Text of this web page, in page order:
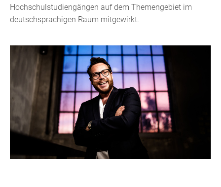
Hochschulstudiengängen auf dem Themengebiet im
deutschsprachigen Raum mitgewirkt.